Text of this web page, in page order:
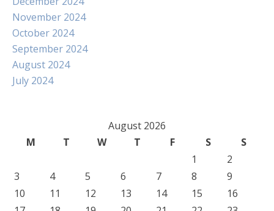
November 2024
October 2024
September 2024
August 2024
July 2024
August 2026
M
T W T F S
S
1
2
3
4 5 6 7 8
9
10
11 12 13 14 15
16